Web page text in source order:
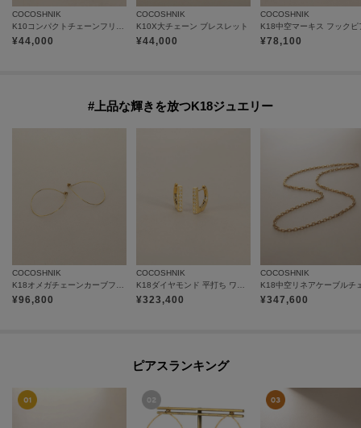
COCOSHNIK
¥44,000
COCOSHNIK
K10X大チェーン ブレスレット
¥44,000
COCOSHNIK
K18中空マーキス フックピ
¥78,100
#上品な輝きを放つK18ジュエリー
COCOSHNIK
¥96,800
COCOSHNIK
¥323,400
COCOSHNIK
¥347,600
ピアスランキング